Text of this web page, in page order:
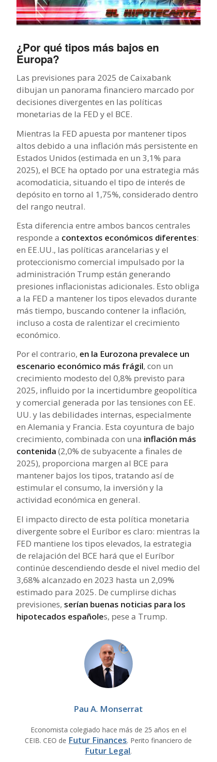
¿Por qué tipos más bajos en
Europa?
Las previsiones para 2025 de Caixabank
dibujan un panorama financiero marcado por
decisiones divergentes en las políticas
monetarias de la FED y el BCE.
Mientras la FED apuesta por mantener tipos
altos debido a una inflación más persistente en
Estados Unidos (estimada en un 3,1% para
2025), el BCE ha optado por una estrategia más
acomodaticia, situando el tipo de interés de
depósito en torno al 1,75%, considerado dentro
del rango neutral.
Esta diferencia entre ambos bancos centrales
responde a contextos económicos diferentes:
en EE.UU., las políticas arancelarias y el
proteccionismo comercial impulsado por la
administración Trump están generando
presiones inflacionistas adicionales. Esto obliga
a la FED a mantener los tipos elevados durante
más tiempo, buscando contener la inflación,
incluso a costa de ralentizar el crecimiento
económico.
Por el contrario, en la Eurozona prevalece un
escenario económico más frágil, con un
crecimiento modesto del 0,8% previsto para
2025, influido por la incertidumbre geopolítica
y comercial generada por las tensiones con EE.
UU. y las debilidades internas, especialmente
en Alemania y Francia. Esta coyuntura de bajo
crecimiento, combinada con una inflación más
contenida (2,0% de subyacente a finales de
2025), proporciona margen al BCE para
mantener bajos los tipos, tratando así de
estimular el consumo, la inversión y la
actividad económica en general.
El impacto directo de esta política monetaria
divergente sobre el Euríbor es claro: mientras la
FED mantiene los tipos elevados, la estrategia
de relajación del BCE hará que el Euríbor
continúe descendiendo desde el nivel medio del
3,68% alcanzado en 2023 hasta un 2,09%
estimado para 2025. De cumplirse dichas
previsiones, serían buenas noticias para los
hipotecados españoles, pese a Trump.
Pau A. Monserrat
Economista colegiado hace más de 25 años en el
CEIB. CEO de Futur Finances. Perito financiero de
Futur Legal.